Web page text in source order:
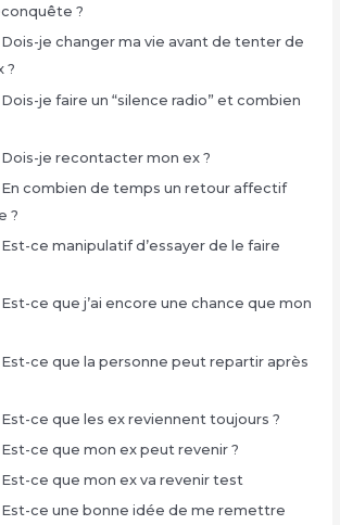
?
je changer ma vie avant de tenter de
?
je faire un “silence radio” et combien
je recontacter mon ex ?
En combien de temps un retour affectif
?
ce manipulatif d’essayer de le faire
ce que j’ai encore une chance que mon
Est-ce que la personne peut repartir après
ce que les ex reviennent toujours ?
ce que mon ex peut revenir ?
ce que mon ex va revenir test
Est-ce une bonne idée de me remettre